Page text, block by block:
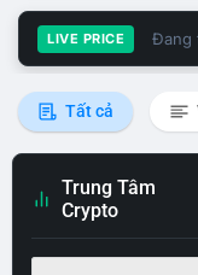
LIVE PRICE Đang
Tất cả
Trung Tâm
Crypto